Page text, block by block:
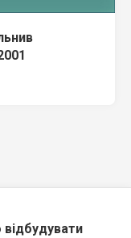
відбудувати